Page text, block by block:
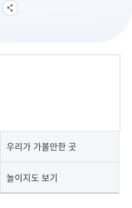
우리가 가볼만한 곳
놀이지도 보기